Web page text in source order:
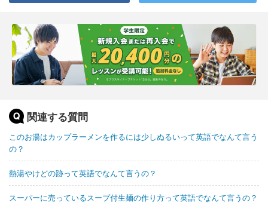
関連する質問
このお湯はカップラーメンを作るには少しぬるいって英語でなんて言う
の？
熱湯やけどの跡って英語でなんて言うの？
スーパーに売っているスープ付生麺の作り方って英語でなんて言うの？